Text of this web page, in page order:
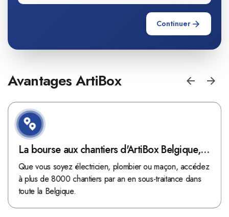
Continuer
Avantages ArtiBox
La bourse aux chantiers d'ArtiBox Belgique,
véritable mine d'or !
Que vous soyez électricien, plombier ou maçon, accédez
à plus de 8000 chantiers par an en sous-traitance dans
toute la Belgique.